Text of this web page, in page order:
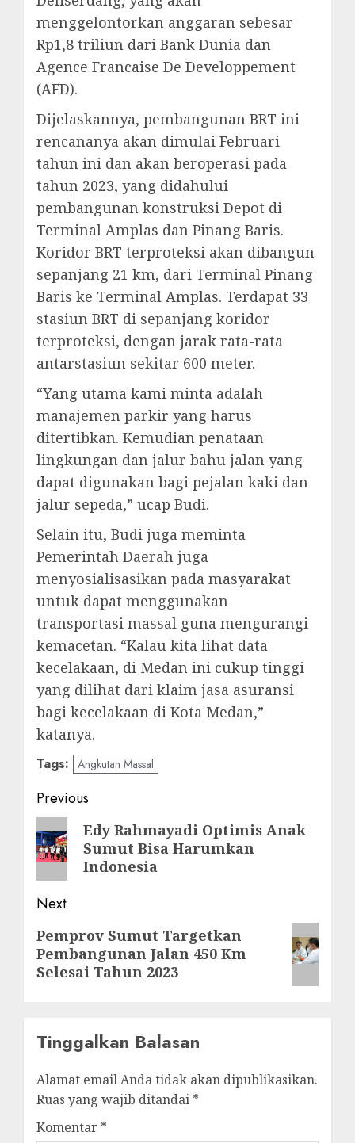
menggelontorkan anggaran sebesar
Rp1,8 triliun dari Bank Dunia dan
Agence Francaise De Developpement
(AFD).
Dijelaskannya, pembangunan BRT ini
rencananya akan dimulai Februari
tahun ini dan akan beroperasi pada
tahun 2023, yang didahului
pembangunan konstruksi Depot di
Terminal Amplas dan Pinang Baris.
Koridor BRT terproteksi akan dibangun
sepanjang 21 km, dari Terminal Pinang
Baris ke Terminal Amplas. Terdapat 33
stasiun BRT di sepanjang koridor
terproteksi, dengan jarak rata-rata
antarstasiun sekitar 600 meter.
“Yang utama kami minta adalah
manajemen parkir yang harus
ditertibkan. Kemudian penataan
lingkungan dan jalur bahu jalan yang
dapat digunakan bagi pejalan kaki dan
jalur sepeda,” ucap Budi.
Selain itu, Budi juga meminta
Pemerintah Daerah juga
menyosialisasikan pada masyarakat
untuk dapat menggunakan
transportasi massal guna mengurangi
kemacetan. “Kalau kita lihat data
kecelakaan, di Medan ini cukup tinggi
yang dilihat dari klaim jasa asuransi
bagi kecelakaan di Kota Medan,”
katanya.
Tags: Angkutan Massal
Post
navigation
Previous
Previous
post:
Edy Rahmayadi Optimis Anak
Sumut Bisa Harumkan
Indonesia
Next
Next
post:
Pemprov Sumut Targetkan
Pembangunan Jalan 450 Km
Selesai Tahun 2023
Tinggalkan Balasan
Alamat email Anda tidak akan dipublikasikan.
Ruas yang wajib ditandai *
Komentar *